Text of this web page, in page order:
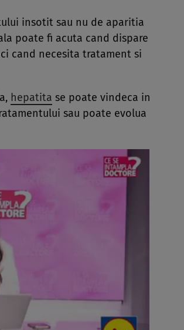
insotit sau nu de aparitia
poate fi acuta cand dispare
cand necesita tratament si
hepatita se poate vindeca in
sau poate evolua